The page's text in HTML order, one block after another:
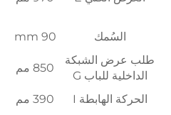
السُمك 90 mm
طلب عرض الشبكة
الداخلية للباب G
850 مم
الحركة الهابطة I 390 مم